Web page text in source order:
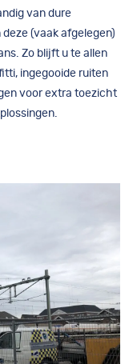
van dure
(vaak afgelegen)
Zo blijft u te allen
ingegooide ruiten
voor extra toezicht